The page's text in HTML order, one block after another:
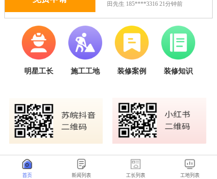
首页 新闻列表 工长列表 工地列表